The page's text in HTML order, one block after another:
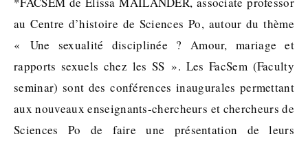
au Centre d’histoire de Sciences Po, autour du thème
« Une sexualité disciplinée ? Amour, mariage et
rapports sexuels chez les SS ». Les FacSem (Faculty
seminar) sont des conférences inaugurales permettant
aux nouveaux enseignants-chercheurs et chercheurs de
Sciences Po de faire une présentation de leurs